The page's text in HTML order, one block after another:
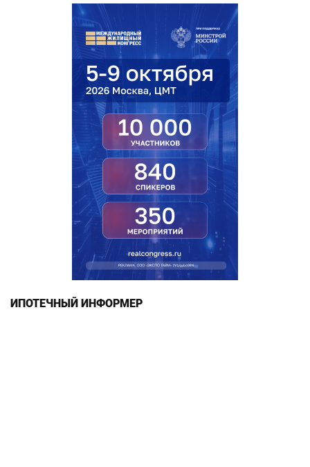
ИПОТЕЧНЫЙ ИНФОРМЕР